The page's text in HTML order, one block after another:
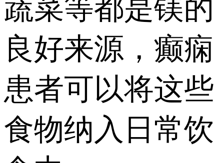
蔬菜等都是镁的
良好来源，癫痫
患者可以将这些
食物纳入日常饮